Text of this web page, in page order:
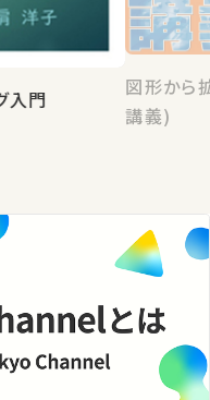
入門
図形から
講義)